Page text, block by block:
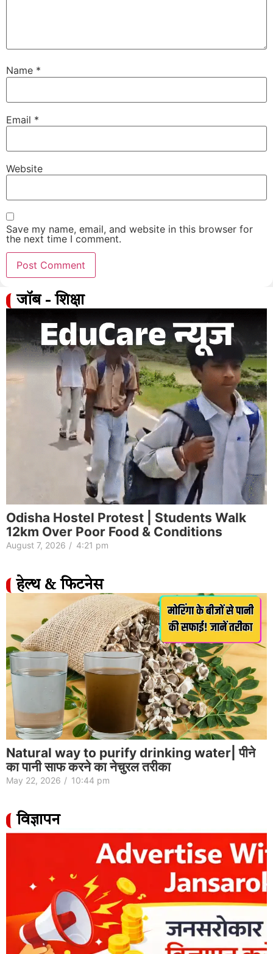
Name *
Email *
Website
Save my name, email, and website in this browser for
the next time I comment.
जॉब - शिक्षा
Odisha Hostel Protest | Students Walk
12km Over Poor Food & Conditions
August 7, 2026 / 4:21 pm
हेल्थ & फिटनेस
Natural way to purify drinking water| पीने
का पानी साफ करने का नेचुरल तरीका
May 22, 2026 / 10:44 pm
विज्ञापन